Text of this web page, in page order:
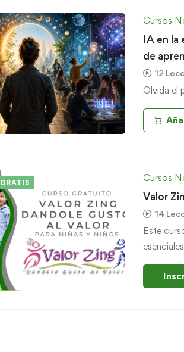
Cursos
IA en la
de
12
Olvida el
GRATIS Cursos
Valor
14
Este